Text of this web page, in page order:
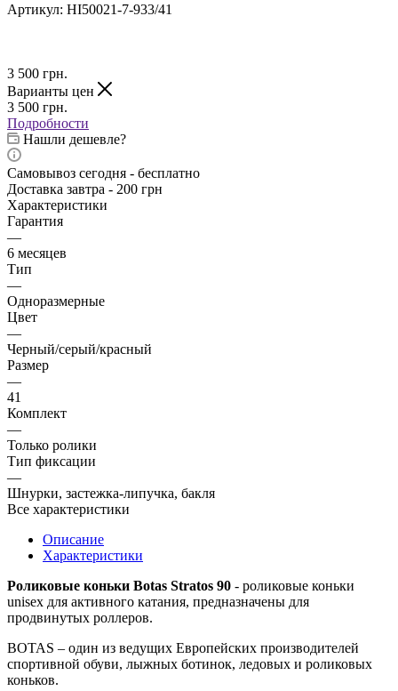
Артикул: HI50021-7-933/41
3 500 грн.
Варианты цен
3 500 грн.
Подробности
Нашли дешевле?
Самовывоз сегодня - бесплатно
Доставка завтра - 200 грн
Характеристики
Гарантия
—
6 месяцев
Тип
—
Одноразмерные
Цвет
—
Черный/серый/красный
Размер
—
41
Комплект
—
Только ролики
Тип фиксации
—
Шнурки, застежка-липучка, бакля
Все характеристики
Описание
Характеристики
Роликовые коньки Botas Stratos 90 - роликовые коньки
unisex для активного катания, предназначены для
продвинутых роллеров.
BOTAS – один из ведущих Европейских производителей
спортивной обуви, лыжных ботинок, ледовых и роликовых
коньков.